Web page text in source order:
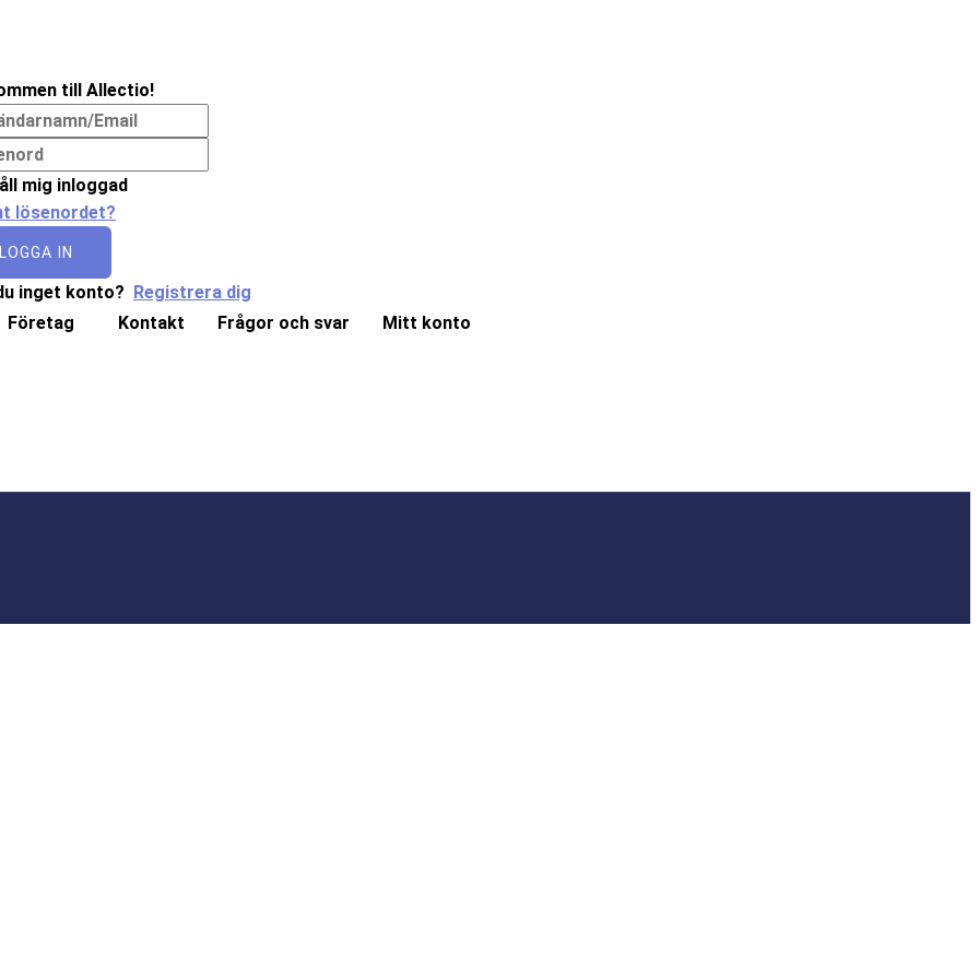
Företag Kontakt Frågor och svar Mitt konto
till Allectio!
mig inloggad
lösenordet?
LOGGA IN
inget konto? Registrera dig